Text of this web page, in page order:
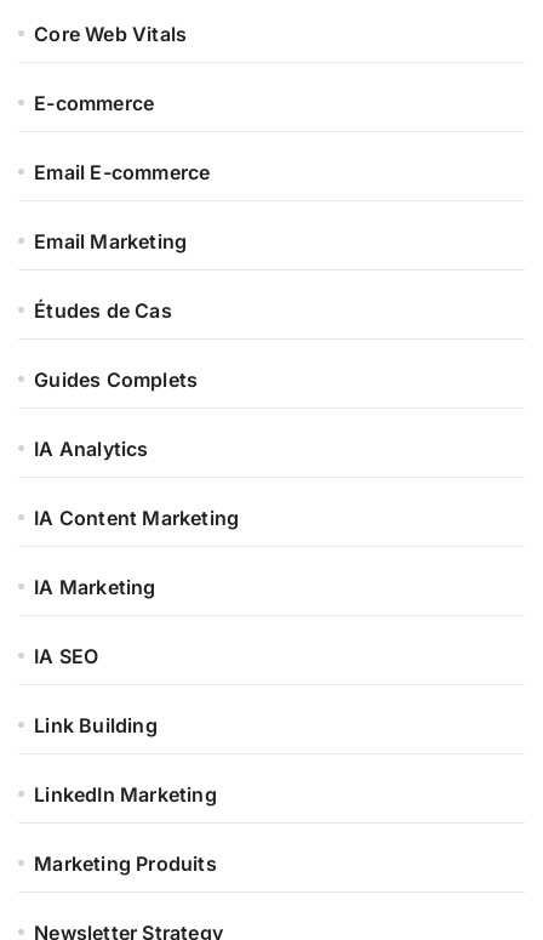
Core Web Vitals
E-commerce
Email E-commerce
Email Marketing
Études de Cas
Guides Complets
IA Analytics
IA Content Marketing
IA Marketing
IA SEO
Link Building
LinkedIn Marketing
Marketing Produits
Newsletter Strategy